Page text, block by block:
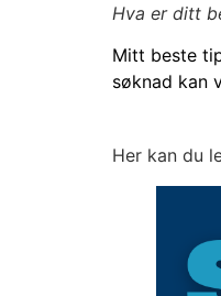
Hva er ditt
Mitt beste
søknad kan
Her kan du